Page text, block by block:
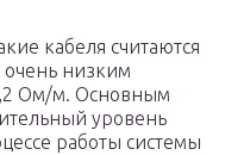
кабеля считаются
очень низким
Ом/м. Основным
уровень
работы системы